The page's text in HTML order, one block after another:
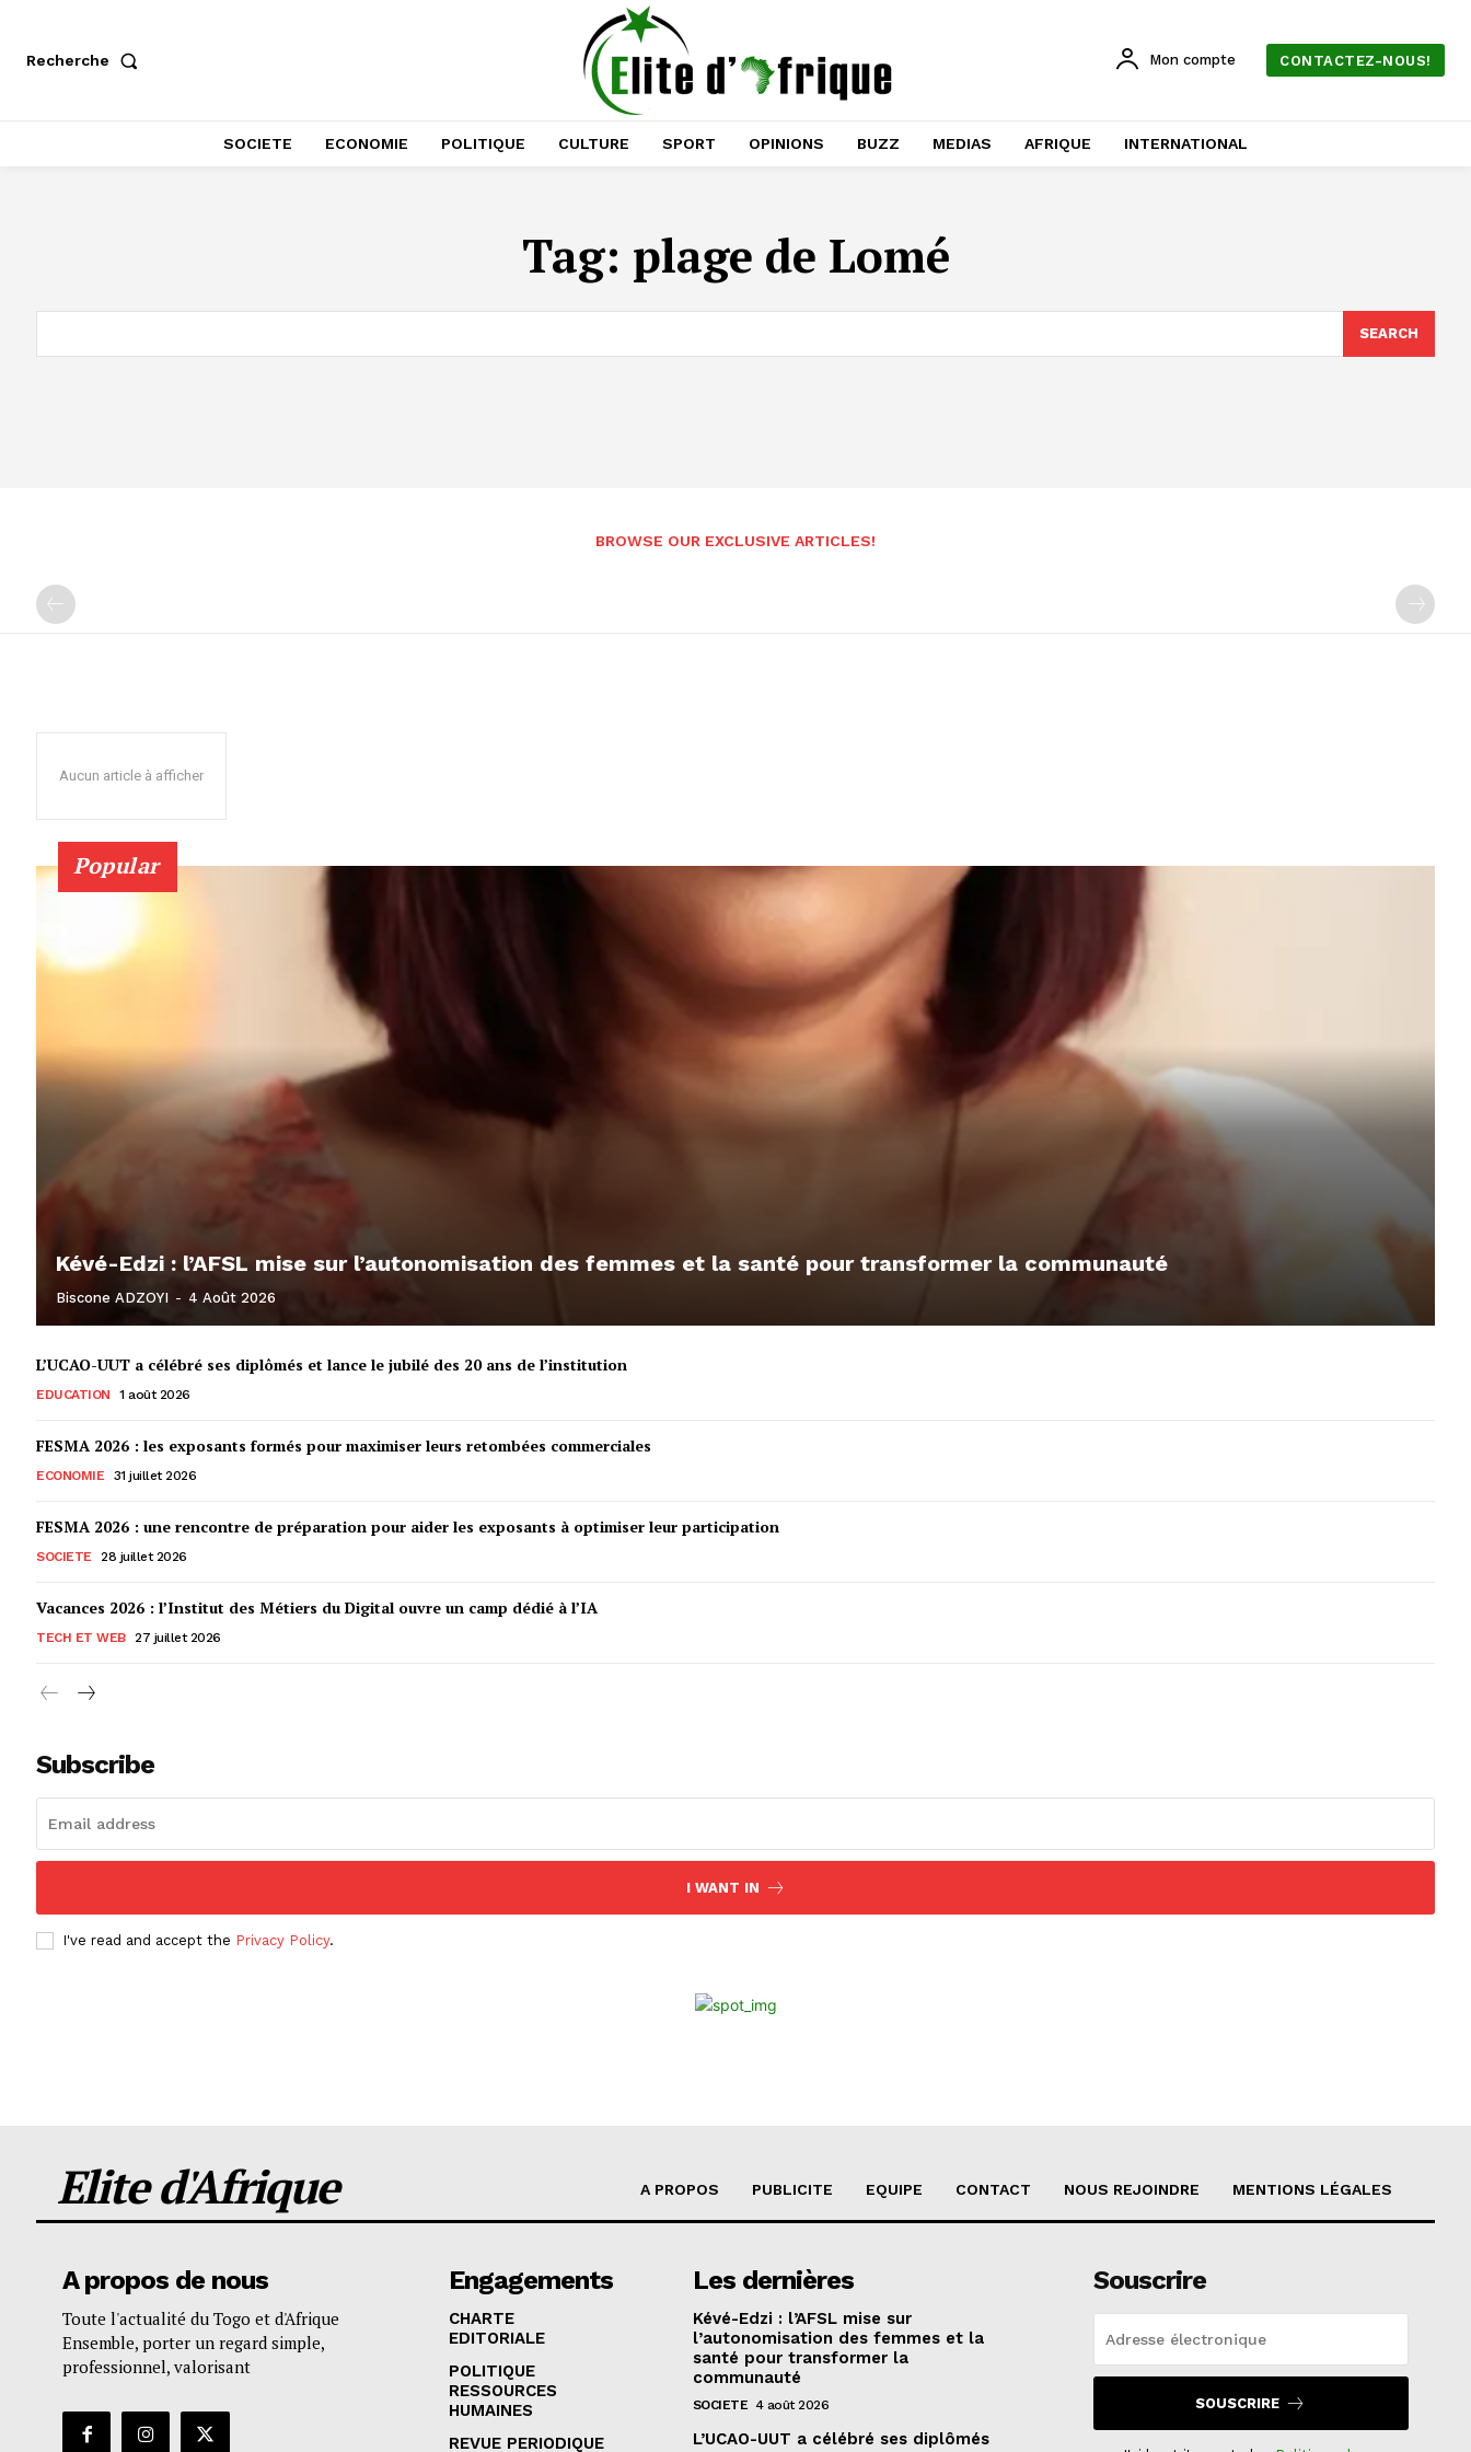
Recherche Mon compte CONTACTEZ-NOUS!
SOCIETE ECONOMIE POLITIQUE CULTURE SPORT OPINIONS BUZZ MEDIAS AFRIQUE INTERNATIONAL
Tag: plage de Lomé
SEARCH
BROWSE OUR EXCLUSIVE ARTICLES!
Aucun article à afficher
Popular
Kévé-Edzi : l’AFSL mise sur l’autonomisation des femmes et la santé pour transformer la communauté
Biscone ADZOYI - 4 Août 2026
L’UCAO-UUT a célébré ses diplômés et lance le jubilé des 20 ans de l’institution
EDUCATION 1 août 2026
FESMA 2026 : les exposants formés pour maximiser leurs retombées commerciales
ECONOMIE 31 juillet 2026
FESMA 2026 : une rencontre de préparation pour aider les exposants à optimiser leur participation
SOCIETE 28 juillet 2026
Vacances 2026 : l’Institut des Métiers du Digital ouvre un camp dédié à l’IA
TECH ET WEB 27 juillet 2026
Subscribe
I WANT IN
I've read and accept the Privacy Policy.
Elite d'Afrique A PROPOS PUBLICITE EQUIPE CONTACT NOUS REJOINDRE MENTIONS LÉGALES
A propos de nous
Toute l'actualité du Togo et d'Afrique
Ensemble, porter un regard simple,
professionnel, valorisant
Engagements
CHARTE
EDITORIALE
POLITIQUE
RESSOURCES
HUMAINES
REVUE PERIODIQUE
Les dernières
Kévé-Edzi : l’AFSL mise sur
l’autonomisation des femmes et la
santé pour transformer la
communauté
SOCIETE 4 août 2026
L’UCAO-UUT a célébré ses diplômés
Souscrire
SOUSCRIRE